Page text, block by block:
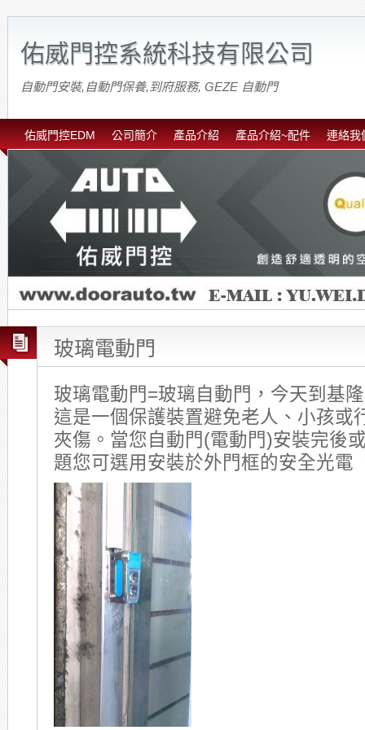
佑威門控系統科技有限公司
自動門安裝,自動門保養,到府服務, GEZE 自動門
佑威門控EDM 公司簡介 產品介紹 產品介紹~配件 連絡我
玻璃電動門
玻璃電動門=玻璃自動門，今天到基
這是一個保護裝置避免老人、小孩或
夾傷。當您自動門(電動門)安裝完後
題您可選用安裝於外門框的安全光電